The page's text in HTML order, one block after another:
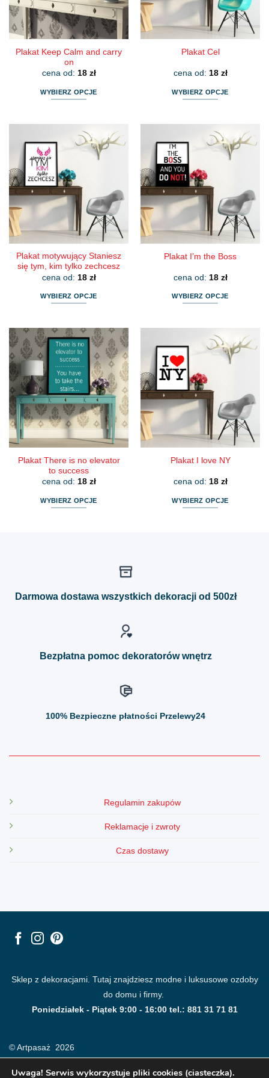
na
stronie
produktu
na
stronie
produktu
Plakat Keep Calm and carry
on
cena od: 18 zł
WYBIERZ OPCJE
wiele
wariantów.
Opcje
można
wybrać
na
stronie
produktu
Plakat Cel
cena od: 18 zł
WYBIERZ OPCJE
wiele
wariantów.
Opcje
można
wybrać
na
stronie
produktu
Plakat motywujący Staniesz
się tym, kim tylko zechcesz
cena od: 18 zł
WYBIERZ OPCJE
ma
wiele
wariantów.
Opcje
można
wybrać
na
stronie
produktu
Plakat I’m the Boss
cena od: 18 zł
WYBIERZ OPCJE
wiele
wariantów.
Opcje
można
wybrać
na
stronie
produktu
Plakat There is no elevator
to success
cena od: 18 zł
WYBIERZ OPCJE
Plakat I love NY
cena od: 18 zł
WYBIERZ OPCJE
Darmowa dostawa wszystkich dekoracji od 500zł
Bezpłatna pomoc dekoratorów wnętrz
100% Bezpieczne płatności Przelewy24
Regulamin zakupów
Reklamacje i zwroty
Czas dostawy
Sklep z dekoracjami. Tutaj znajdziesz modne i luksusowe ozdoby
do domu i firmy.
Poniedziałek - Piątek 9:00 - 16:00 tel.: 881 31 71 81
© Artpasaż 2026
Uwaga! Serwis wykorzystuje pliki cookies (ciasteczka).